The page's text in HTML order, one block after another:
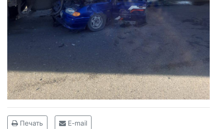
Печать E-mail